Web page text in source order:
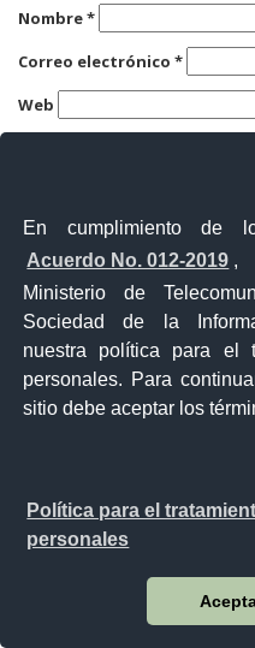
En cumplimiento de
Acuerdo No. 012-2019 ,
Ministerio de
Sociedad de la
nuestra política para el
personales. Para
sitio debe aceptar los
Política para el
personales
Nombre*
Correo electrónico *
Web
Guarda mi nombre,
Ventanilla Única